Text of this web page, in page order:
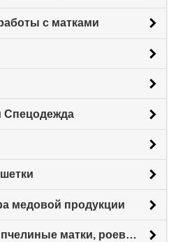
с матками
Спецодежда
медовой продукции
Пчелиные отводки, пчелиные матки, роевни